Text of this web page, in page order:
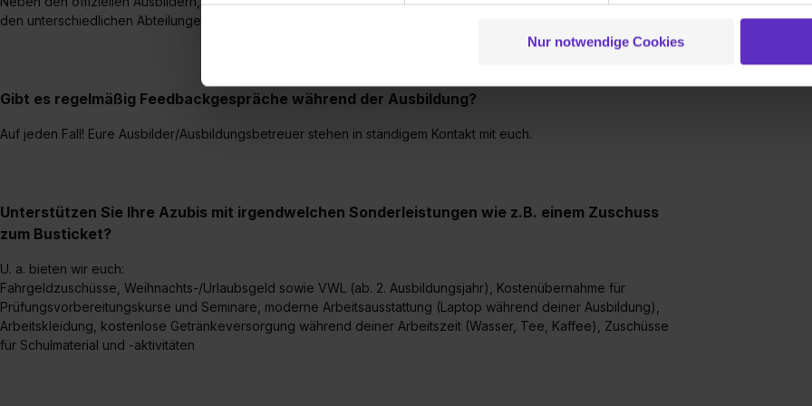
zu. . In diesem Fall sowie bei der separaten Aktivierung von „Social Media und Marketing“
Erlaubnis hierfür kannst du auch später noch im Einzelfall bei dem jeweiligen Inhalt erteilen.
Einwilligung zur Platzierung von Cookies der Kategorien „Präferenzen“, „Statistiken“ und
jederzeit mit Wirkung für die Zukunft ganz oder teilweise über unsere Datenschutzerklärung
Nur notwendige Cookies
Wieviel
den unterschiedlichen Abteilungen begleitet.
Gibt es regelmäßig Feedbackgespräche während der Ausbildung?
Auf jeden Fall! Eure Ausbilder/Ausbildungsbetreuer stehen in ständigem Kontakt mit euch.
Unterstützen Sie Ihre Azubis mit irgendwelchen Sonderleistungen wie z.B. einem Zuschuss
zum Busticket?
U. a. bieten wir euch:
Fahrgeldzuschüsse, Weihnachts-/Urlaubsgeld sowie VWL (ab. 2. Ausbildungsjahr), Kostenübernahme für
Prüfungsvorbereitungskurse und Seminare, moderne Arbeitsausstattung (Laptop während deiner Ausbildung),
Arbeitskleidung, kostenlose Getränkeversorgung während deiner Arbeitszeit (Wasser, Tee, Kaffee), Zuschüsse
für Schulmaterial und -aktivitäten